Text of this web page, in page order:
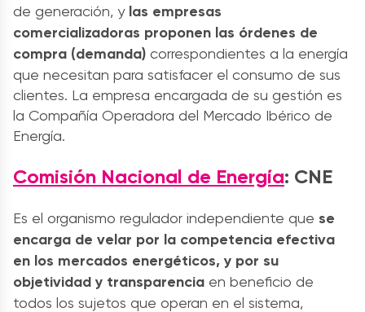
de generación, y las empresas
comercializadoras proponen las órdenes de
compra (demanda) correspondientes a la energía
que necesitan para satisfacer el consumo de sus
clientes. La empresa encargada de su gestión es
la Compañía Operadora del Mercado Ibérico de
Energía.
Comisión Nacional de Energía: CNE
Es el organismo regulador independiente que se
encarga de velar por la competencia efectiva
en los mercados energéticos, y por su
objetividad y transparencia en beneficio de
todos los sujetos que operan en el sistema,